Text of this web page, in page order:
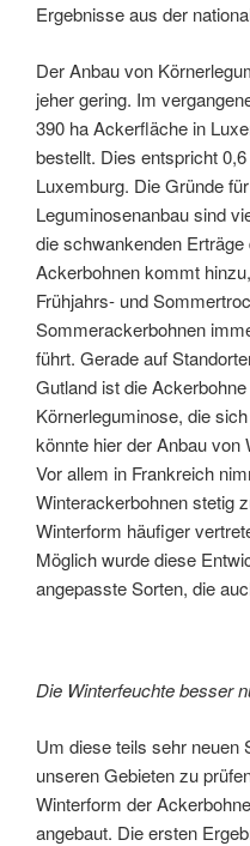
Ergebnisse aus der
Der Anbau von
jeher gering. Im
390 ha Ackerfläche in
bestellt. Dies entspricht
Luxemburg. Die Gründe
Leguminosenanbau sind
die schwankenden
Ackerbohnen kommt
Frühjahrs- und
Sommerackerbohnen
führt. Gerade auf
Gutland ist die
Körnerleguminose, die
könnte hier der Anbau von
Vor allem in Frankreich
Winterackerbohnen stetig
Winterform häufiger
Möglich wurde diese
angepasste Sorten, die
Die Winterfeuchte besser
Um diese teils sehr neuen
unseren Gebieten zu
Winterform der
angebaut. Die ersten